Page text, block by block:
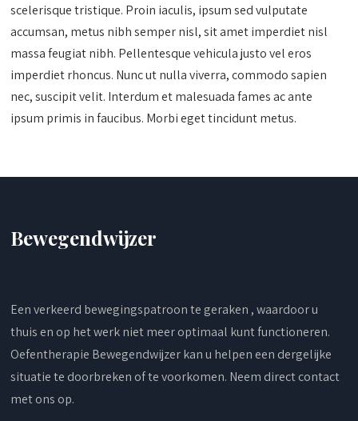
scelerisque tristique. Proin iaculis, ipsum sed vulputate
accumsan, metus nibh semper nisl, sit amet imperdiet nisl
massa feugiat nibh. Pellentesque vehicula justo vel eros
imperdiet rhoncus. Nunc ut nulla viverra, commodo sapien
nec, suscipit velit. Interdum et malesuada fames ac ante
ipsum primis in faucibus. Morbi eget tincidunt metus.
Bewegendwijzer
Een verkeerd bewegingspatroon te geraken , waardoor u
thuis en op het werk niet meer optimaal kunt functioneren.
Oefentherapie Bewegendwijzer kan u helpen een dergelijke
situatie te doorbreken of te voorkomen. Neem direct contact
met ons op.